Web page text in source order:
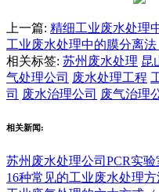
上一篇: 精细工业废水处理
工业废水处理中的膜分离法
相关标签: 苏州废水处理 昆
气处理公司 废水处理工程
司 废水治理公司 废气治理
相关新闻:
苏州废水处理公司PCR实
16种常见的工业废水处理方